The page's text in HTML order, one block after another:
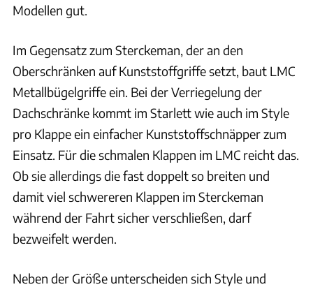
Modellen gut.
Im Gegensatz zum Sterckeman, der an den
Oberschränken auf Kunststoffgriffe setzt, baut LMC
Metallbügelgriffe ein. Bei der Verriegelung der
Dachschränke kommt im Starlett wie auch im Style
pro Klappe ein einfacher Kunststoffschnäpper zum
Einsatz. Für die schmalen Klappen im LMC reicht das.
Ob sie allerdings die fast doppelt so breiten und
damit viel schwereren Klappen im Sterckeman
während der Fahrt sicher verschließen, darf
bezweifelt werden.
Neben der Größe unterscheiden sich Style und